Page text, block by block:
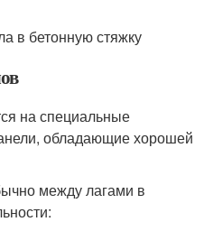
в бетонную стяжку
на специальные
обладающие хорошей
между лагами в